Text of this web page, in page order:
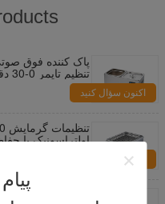
پاک کننده فوق
280x180x200 میلی متر ایده آل برای صنایع صنعتیاکنون سؤال کنید
اولتراسونیک با
اکنون سؤال کنید